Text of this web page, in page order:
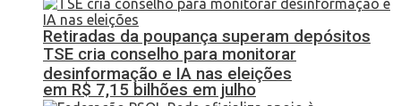
Retiradas da poupança superam depósitos
em R$ 7,15 bilhões em julho
TSE cria conselho para monitorar
desinformação e IA nas eleições